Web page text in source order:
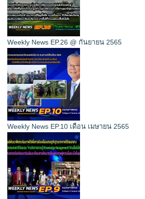
Weekly News EP.26 @ กันยายน 2565
Weekly News EP.10 เดือน เมษายน 2565